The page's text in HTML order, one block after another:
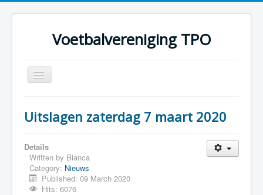
Voetbalvereniging TPO
Toggle
Navigation
Over TPO
Teams
Foto's
Sponsoring
Uitslagen zaterdag 7 maart 2020
Details
Written by Bianca
Category: Nieuws
Published: 09 March 2020
Hits: 6076